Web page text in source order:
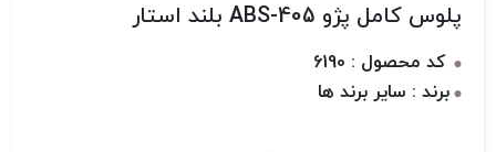
پلوس کامل پژو 405-ABS بلند استار
کد محصول : 6190
برند : سایر برند ها